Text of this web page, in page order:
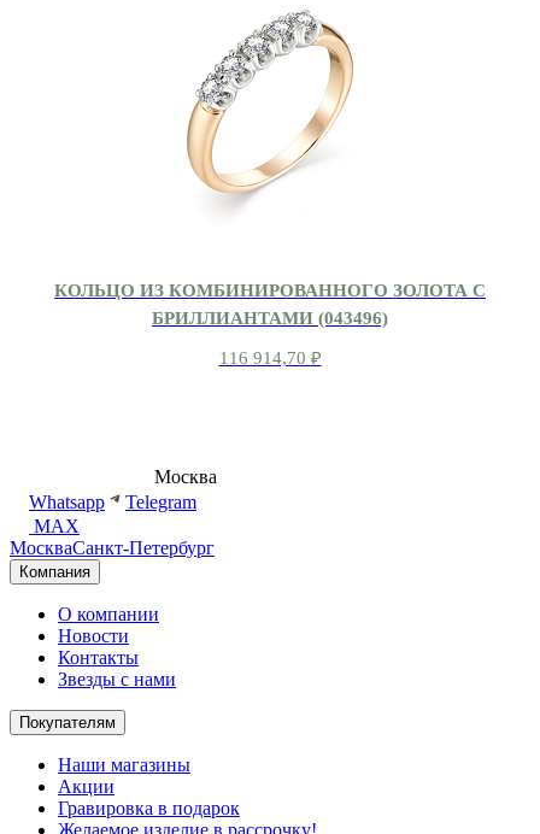
КОЛЬЦО ИЗ КОМБИНИРОВАННОГО ЗОЛОТА С
БРИЛЛИАНТАМИ (043496)
116 914,70 ₽
Москва
Whatsapp
Telegram
MAX
МоскваСанкт-Петербург
Компания
О компании
Новости
Контакты
Звезды с нами
Покупателям
Наши магазины
Акции
Гравировка в подарок